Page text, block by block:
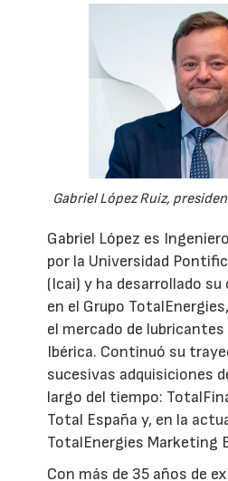
Gabriel López Ruiz,
Gabriel López es
por la Universidad
(Icai) y ha desarrollado
en el Grupo
el mercado de
Ibérica. Continuó su
sucesivas adquisiciones
largo del tiempo:
Total España y, en la
TotalEnergies Marketing
Con más de 35 años de